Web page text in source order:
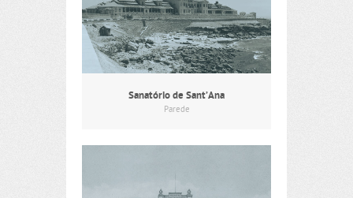
Sanatório de Sant’Ana
Parede